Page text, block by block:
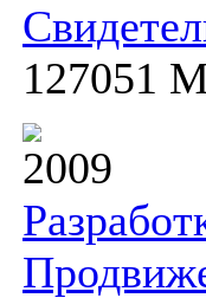
127051
2009